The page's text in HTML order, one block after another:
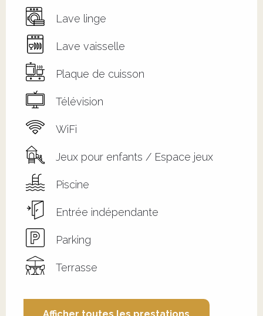
Lave linge
Lave vaisselle
Plaque de cuisson
Télévision
WiFi
Jeux pour enfants / Espace jeux
Piscine
Entrée indépendante
Parking
Terrasse
Afficher toutes les prestations